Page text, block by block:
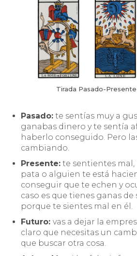
Tirada Pasado-
Pasado: te sentías muy a
ganabas dinero y te sentía
haberlo conseguido. Pero
cambiando.
Presente: te sentientes mal,
pata o alguien te está
conseguir que te echen y
caso es que tienes ganas de
porque te sientes mal en él.
Futuro:vas a dejar la
claro que necesitas un
que buscar otra cosa.